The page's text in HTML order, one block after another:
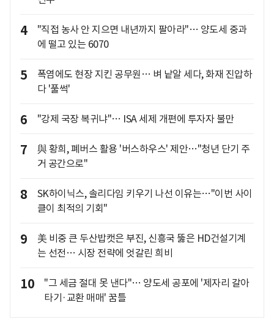
4
"직접 농사 안 지으면 내년까지 팔아라"… 양도세 중과
에 떨고 있는 6070
5
폭염에도 현장 지킨 공무원… 벼 낱알 세다, 화재 진압하
다 '풀썩'
6 "강제 국장 복귀냐"… ISA 세제 개편에 투자자 불만
7
與 황희, 폐버스 활용 '버스하우스' 제안…"청년 단기 주
거 공간으로"
8
SK하이닉스, 솔리다임 키우기 나선 이유는…"이번 사이
클이 최적의 기회"
9
美 비중 큰 두산밥캣은 부진, 신흥국 뚫은 HD건설기계
는 선전… 시장 전략에 엇갈린 희비
10
"그 세금 절대 못 낸다"… 양도세 공포에 '제자리 갈아
타기·교환 매매' 꿈틀